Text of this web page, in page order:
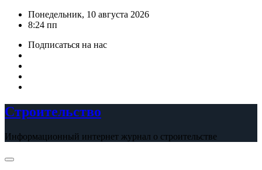
ПерейтиПонедельник, 10 августа 2026
8:24 пп
Подписаться на нас
Строительство
Информационный интернет журнал о строительстве